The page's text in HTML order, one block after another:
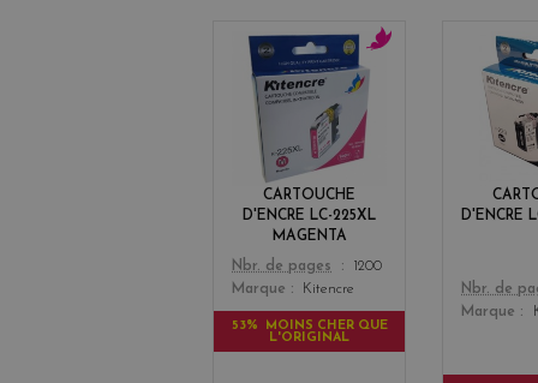
CARTOUCHE
D'ENCRE LC-225XL
MAGENTA
Color
g
e
Nbr. de pages
1200
Marque
Kitencre
53% MOINS CHER QUE
L'ORIGINAL
D'ENCRE
Color
Nbr. de
Marque